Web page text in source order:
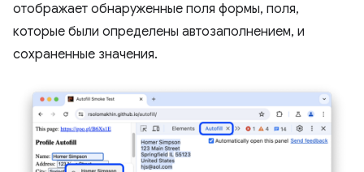
отображает обнаруженные поля формы, поля,
которые были определены автозаполнением, и
сохраненные значения.